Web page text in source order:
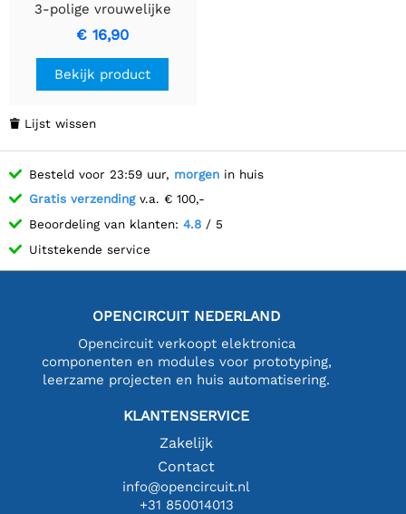
3-polige vrouwelijke
connector
€ 16,90
Bekijk product
 Lijst wissen
Besteld voor 23:59 uur, morgen in huis
Gratis verzendingv.a. € 100,-
Beoordeling van klanten: 4.8 / 5
Uitstekende service
OPENCIRCUIT NEDERLAND
Opencircuit verkoopt elektronica
componenten en modules voor prototyping,
leerzame projecten en huis automatisering.
KLANTENSERVICE
Zakelijk
Contact
info@opencircuit.nl
+31 850014013